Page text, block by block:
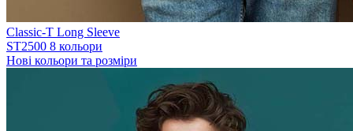
Classic-T Long Sleeve
ST2500 8 кольори
Нові кольори та розміри